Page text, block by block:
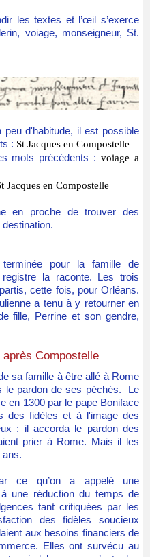
les textes et l’œil s’exerce
voiage, monseigneur, St.
: St Jacques en Compostelle
mots précédents :voiage a
Jacques en Compostelle
en proche de trouver des
terminée pour la famille de
la raconte. Les trois
cette fois, pour Orléans.
a tenu à y retourner en
fille, Perrine et son gendre,
Compostelle
le pardon de ses péchés. Le
en 1300 par le pape Boniface
des fidèles et à l'image des
: il accorda le pardon des
prier à Rome. Mais il les
ans.
ce qu’on a appelé une
une réduction du temps de
tant critiquées par les
des fidèles soucieux
aux besoins financiers de
Elles ont survécu au